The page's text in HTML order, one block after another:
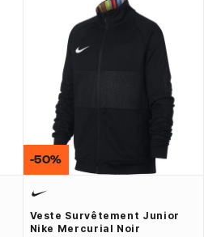
Veste Survêtement Junior
Nike Mercurial Noir
-50%